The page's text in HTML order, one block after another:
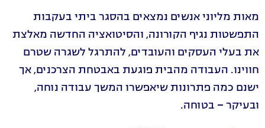
מאות מליוני אנשים נמצאים בהסגר ביתי בעקבות
התפשטות נגיף הקורונה, והסיטואציה החדשה מאלצת
את בעלי העסקים והעובדים, להתרגל לשגרה שטרם
חווינו. העבודה מהבית פוגעת באבטחת הצרכנים, אך
ישנם כמה פתרונות שיאפשרו המשך עבודה נוחה,
ובעיקר – בטוחה.